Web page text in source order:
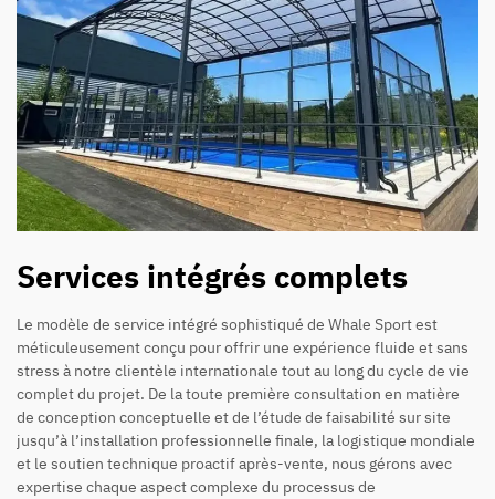
Services intégrés complets
Le modèle de service intégré sophistiqué de Whale Sport est
méticuleusement conçu pour offrir une expérience fluide et sans
stress à notre clientèle internationale tout au long du cycle de vie
complet du projet. De la toute première consultation en matière
de conception conceptuelle et de l’étude de faisabilité sur site
jusqu’à l’installation professionnelle finale, la logistique mondiale
et le soutien technique proactif après-vente, nous gérons avec
expertise chaque aspect complexe du processus de